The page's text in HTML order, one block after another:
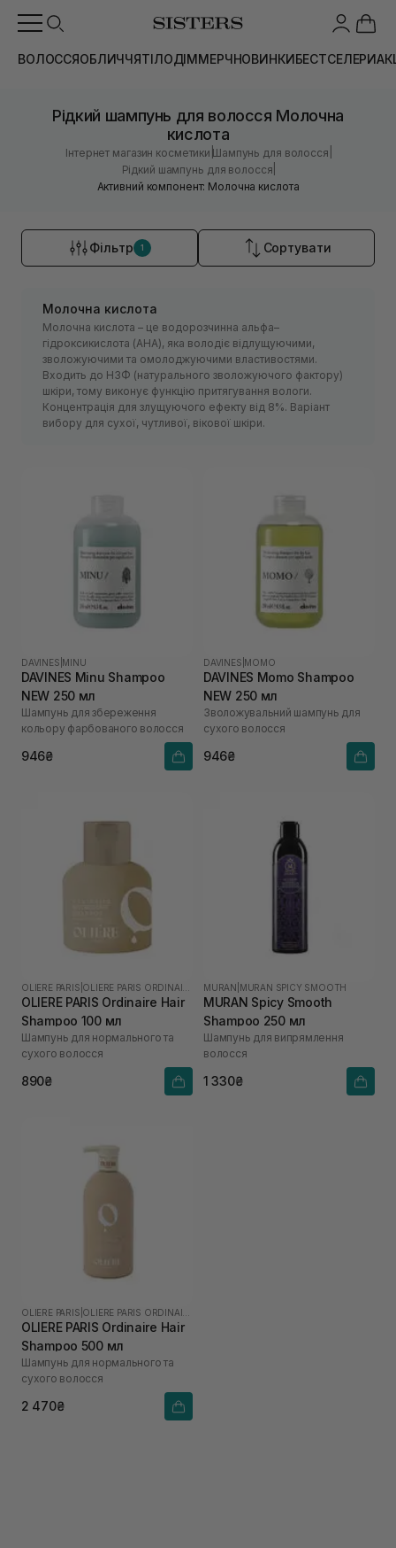
ВОЛОССЯОБЛИЧЧЯТІЛОДІММЕРЧНОВИНКИБЕСТСЕЛЕРИ
Рідкий шампунь для волосся Молочна
кислота
Інтернет магазин косметики |Шампунь для волосся
Рідкий шампунь для волосся
Активний компонент: Молочна кислота
Фільтр 1 Сортувати
Молочна кислота
Молочна кислота – це водорозчинна альфа–
гідроксикислота (АНА), яка володіє відлущуючими,
зволожуючими та омолоджуючими властивостями.
Входить до НЗФ (натурального зволожуючого фактору)
шкіри, тому виконує функцію притягування вологи.
Концентрація для злущуючого ефекту від 8%. Варіант
вибору для сухої, чутливої, вікової шкіри.
DAVINES MINU
DAVINES Minu Shampoo
NEW 250 мл
Шампунь для збереження
кольору фарбованого волосся
946₴
DAVINES MOMO
DAVINES Momo Shampoo
NEW 250 мл
Зволожувальний шампунь для
сухого волосся
946₴
OLIERE PARIS
OLIERE PARIS Ordinaire Hair
Shampoo 100 мл
Шампунь для нормального та
сухого волосся
890₴
MURAN MURAN SPICY SMOOTH
MURAN Spicy Smooth
Shampoo 250 мл
Шампунь для випрямлення
волосся
1 330₴
OLIERE PARIS
OLIERE PARIS Ordinaire Hair
Shampoo 500 мл
Шампунь для нормального та
сухого волосся
2 470₴